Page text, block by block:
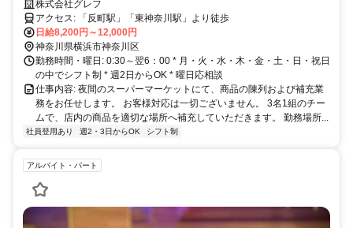
客ナシで黙々と作業できるお仕事です！
株式会社グレフ
アクセス: 「反町駅」「東神奈川駅」より徒歩
日給8,200円～12,000円
神奈川県横浜市神奈川区
勤務時間・曜日: 0:30～翌6：00 * 月・火・水・木・金・土・日・祝日
の中でシフト制 * 週2日からOK * 曜日応相談
仕事内容: 夜間のスーパーマーケットにて、商品の陳列および補充業
務をお任せします。 お客様対応は一切ございません。 3名1組のチー
ムで、店内の商品を適切な場所へ補充していただきます。 勤務場所...
社員登用あり 週2・3日からOK シフト制
アルバイト・パート